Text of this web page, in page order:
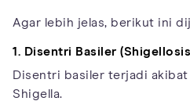
Agar lebih jelas, berikut ini
1. Disentri Basiler
Disentri basiler terjadi
Shigella.